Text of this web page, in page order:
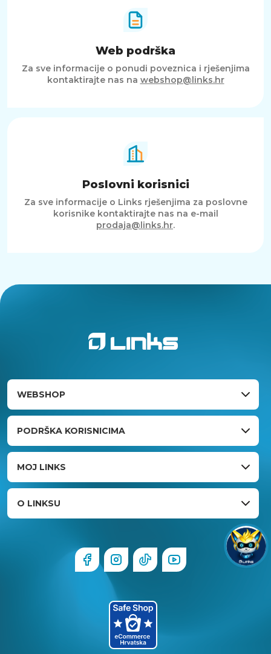
Web podrška
Za sve informacije o ponudi poveznica i rješenjima
kontaktirajte nas na webshop@links.hr
Poslovni korisnici
Za sve informacije o Links rješenjima za poslovne
korisnike kontaktirajte nas na e-mail
prodaja@links.hr.
WEBSHOP
PODRŠKA KORISNICIMA
MOJ LINKS
O LINKSU